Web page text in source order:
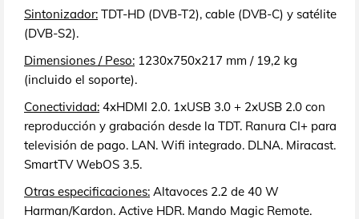
Sintonizador: TDT-HD (DVB-T2), cable (DVB-C) y satélite
(DVB-S2).
Dimensiones / Peso: 1230x750x217 mm / 19,2 kg
(incluido el soporte).
Conectividad: 4xHDMI 2.0. 1xUSB 3.0 + 2xUSB 2.0 con
reproducción y grabación desde la TDT. Ranura CI+ para
televisión de pago. LAN. Wifi integrado. DLNA. Miracast.
SmartTV WebOS 3.5.
Otras especificaciones: Altavoces 2.2 de 40 W
Harman/Kardon. Active HDR. Mando Magic Remote.